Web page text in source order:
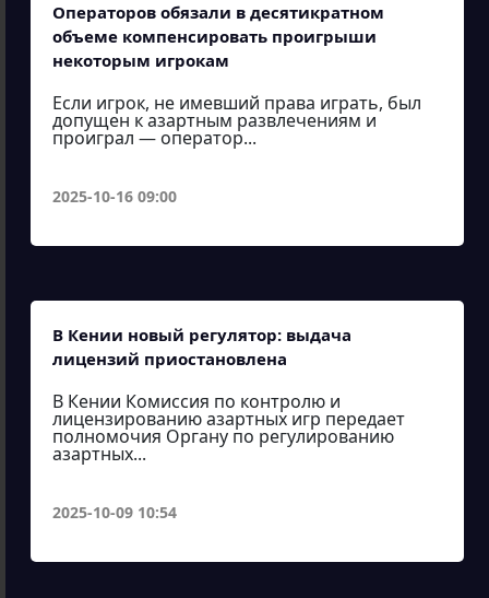
Операторов обязали в десятикратном
объеме компенсировать проигрыши
некоторым игрокам
Если игрок, не имевший права играть, был
допущен к азартным развлечениям и
проиграл — оператор...
2025-10-16 09:00
В Кении новый регулятор: выдача
лицензий приостановлена
В Кении Комиссия по контролю и
лицензированию азартных игр передает
полномочия Органу по регулированию
азартных...
2025-10-09 10:54